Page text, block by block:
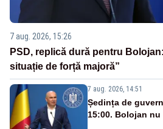
7 aug. 2026, 15:26
PSD, replică dură pentru
situație de forță majoră”
7 aug. 2026, 14:51
Ședința de
15:00. Bolojan